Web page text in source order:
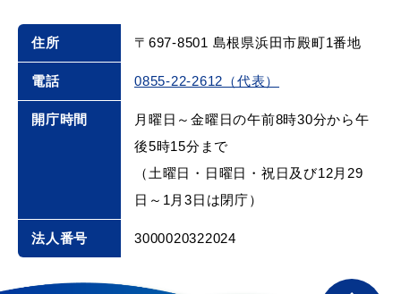
住所 〒697-8501 島根県浜田市殿町1番地
電話 0855-22-2612（代表）
開庁時間
月曜日～金曜日の午前8時30分から午
後5時15分まで
（土曜日・日曜日・祝日及び12月29
日～1月3日は閉庁）
法人番号 3000020322024